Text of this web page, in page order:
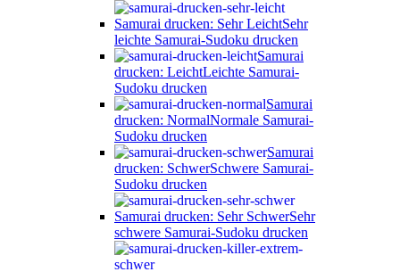
Samurai drucken: Sehr LeichtSehr
leichte Samurai-Sudoku drucken
Samurai
drucken: LeichtLeichte Samurai-
Sudoku drucken
Samurai
drucken: NormalNormale Samurai-
Sudoku drucken
Samurai
drucken: SchwerSchwere Samurai-
Sudoku drucken
Samurai drucken: Sehr SchwerSehr
schwere Samurai-Sudoku drucken